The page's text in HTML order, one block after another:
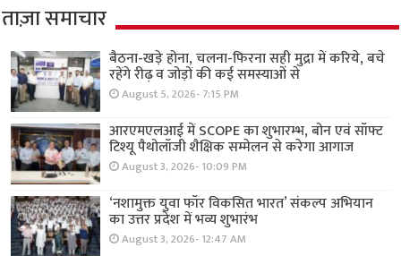
ताज़ा समाचार
बैठना-खड़े होना, चलना-फिरना सही मुद्रा में करिये, बचे
रहेंगे रीढ़ व जोड़ों की कई समस्याओं से
August 5, 2026- 7:15 PM
आरएमएलआई में SCOPE का शुभारम्भ, बोन एवं सॉफ्ट
टिश्यू पैथोलॉजी शैक्षिक सम्मेलन से करेगा आगाज
August 3, 2026- 10:09 PM
‘नशामुक्त युवा फॉर विकसित भारत’ संकल्प अभियान
का उत्तर प्रदेश में भव्य शुभारंभ
August 3, 2026- 12:47 AM